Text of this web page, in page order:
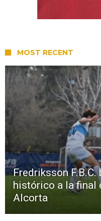
MOST RECENT
Fredriksson
histórico a la final
Alcorta